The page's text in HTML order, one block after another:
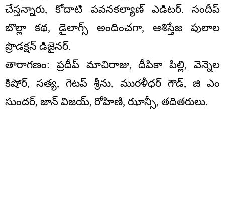
చేస్తన్నారు, కోదాటి పవనకల్యాణ్ ఎడిటర్. సందీప్
బొల్లా కథ, డైలాగ్స్ అందించగా, ఆశిస్తేజ పులాల
ప్రొడక్షన్ డిజైనర్.
తారాగణం: ప్రదీప్ మాచిరాజు, దీపికా పిల్లి, వెన్నెల
కిషోర్, సత్య, గెటప్ శ్రీను, మురళీధర్ గౌడ్, జి ఎం
సుందర్, జాన్ విజయ్, రోహిణి, ఝాన్సీ, తదితరులు.